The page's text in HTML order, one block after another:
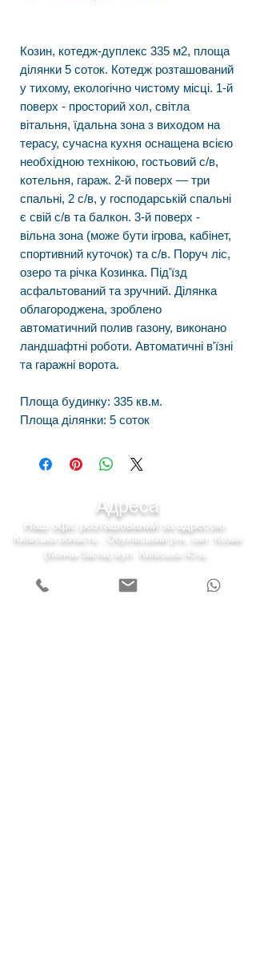
Козин, котедж-дуплекс 335 м2, площа
ділянки 5 соток. Котедж розташований
у тихому, екологічно чистому місці. 1-й
поверх - просторий хол, світла
вітальня, їдальна зона з виходом на
терасу, сучасна кухня оснащена всією
необхідною технікою, гостьовий с/в,
котельня, гараж. 2-й поверх — три
спальні, 2 с/в, у господарській спальні
є свій с/в та балкон. 3-й поверх -
вільна зона (може бути ігрова, кабінет,
спортивний куточок) та с/в. Поруч ліс,
озеро та річка Козинка. Під'їзд
асфальтований та зручний. Ділянка
облагороджена, зроблено
автоматичний полив газону, виконано
ландшафтні роботи. Автоматичні в'їзні
та гаражні ворота.
Площа будинку: 335 кв.м.
Площа ділянки: 5 соток
Адреса
Наш офіс розташований за адресою
Київська область , Обухівський р-н, смт. Козин
(Конча-Заспа) вул. Київська 43-а.